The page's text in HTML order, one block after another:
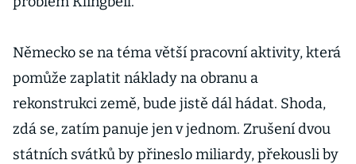
Německo se na téma větší pracovní aktivity, která
pomůže zaplatit náklady na obranu a
rekonstrukci země, bude jistě dál hádat. Shoda,
zdá se, zatím panuje jen v jednom. Zrušení dvou
státních svátků by přineslo miliardy, překousli by